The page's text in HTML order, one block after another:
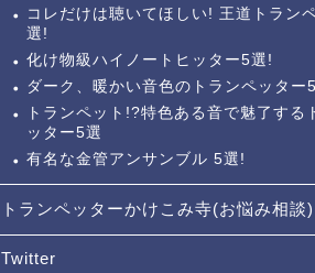
コレだけは聴いてほしい! 王道トラン
選!
化け物級ハイノートヒッター5選!
ダーク、暖かい音色のトランペッター
トランペット!?特色ある音で魅了する
ッター5選
有名な金管アンサンブル 5選!
トランペッターかけこみ寺(お悩み相談)
Twitter